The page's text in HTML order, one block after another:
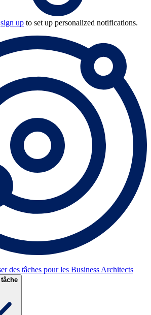
sign up to set up personalized notifications.
des tâches pour les Business Architects